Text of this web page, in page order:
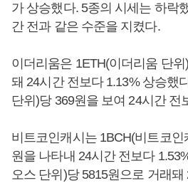
가 상승했다. 5종의 시세는 하락
간 전과 같은 수준을 지켰다.
이더리움은 1ETH(이더리움 단
돼 24시간 전보다 1.13% 상승했
단위)당 369원을 보여 24시간 전
비트코인캐시는 1BCH(비트코인
원을 나타내 24시간 전보다
오스 단위)당 5815원으로 거래